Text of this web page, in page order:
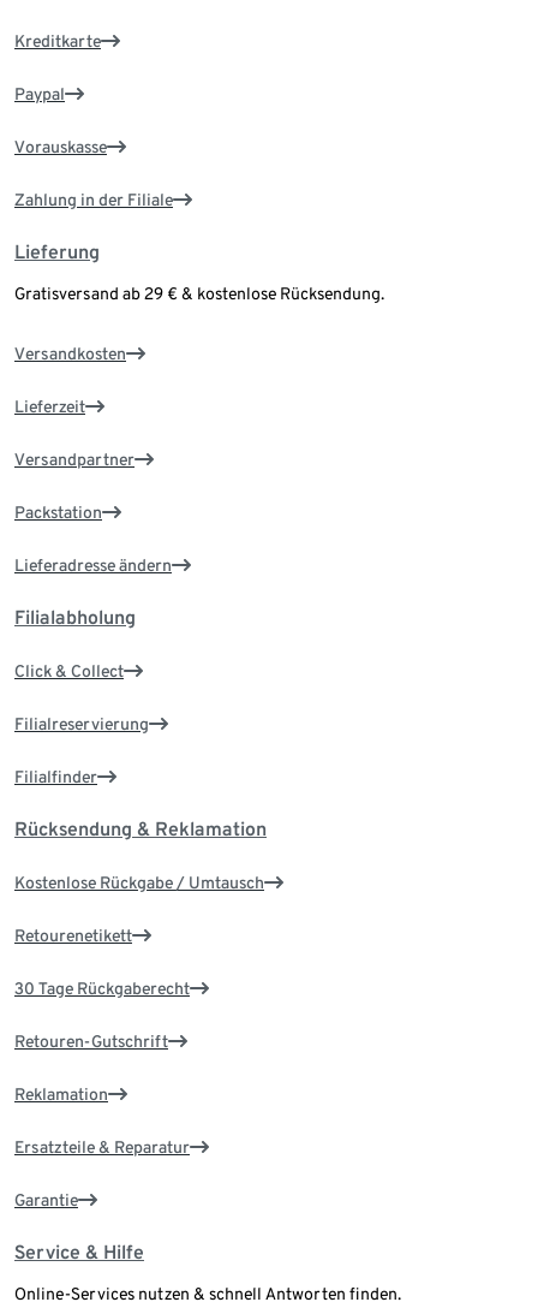
Kreditkarte
Paypal
Vorauskasse
Zahlung in der Filiale
Lieferung
Gratisversand ab 29 € & kostenlose Rücksendung.
Versandkosten
Lieferzeit
Versandpartner
Packstation
Lieferadresse ändern
Filialabholung
Click & Collect
Filialreservierung
Filialfinder
Rücksendung & Reklamation
Kostenlose Rückgabe / Umtausch
Retourenetikett
30 Tage Rückgaberecht
Retouren-Gutschrift
Reklamation
Ersatzteile & Reparatur
Garantie
Service & Hilfe
Online-Services nutzen & schnell Antworten finden.